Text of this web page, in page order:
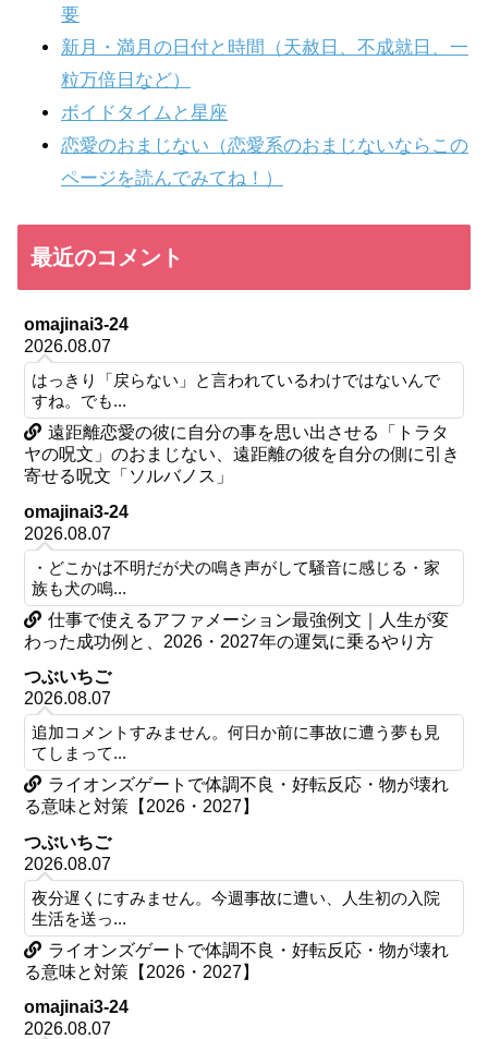
要
新月・満月の日付と時間（天赦日、不成就日、一
粒万倍日など）
ボイドタイムと星座
恋愛のおまじない（恋愛系のおまじないならこの
ページを読んでみてね！）
最近のコメント
omajinai3-24
2026.08.07
はっきり「戻らない」と言われているわけではないんで
すね。でも...
遠距離恋愛の彼に自分の事を思い出させる「トラタ
ヤの呪文」のおまじない、遠距離の彼を自分の側に引き
寄せる呪文「ソルバノス」
omajinai3-24
2026.08.07
・どこかは不明だが犬の鳴き声がして騒音に感じる・家
族も犬の鳴...
仕事で使えるアファメーション最強例文｜人生が変
わった成功例と、2026・2027年の運気に乗るやり方
つぶいちご
2026.08.07
追加コメントすみません。何日か前に事故に遭う夢も見
てしまって...
ライオンズゲートで体調不良・好転反応・物が壊れ
る意味と対策【2026・2027】
つぶいちご
2026.08.07
夜分遅くにすみません。今週事故に遭い、人生初の入院
生活を送っ...
ライオンズゲートで体調不良・好転反応・物が壊れ
る意味と対策【2026・2027】
omajinai3-24
2026.08.07